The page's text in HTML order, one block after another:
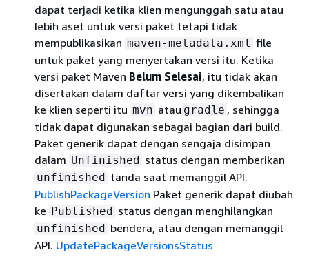
dapat terjadi ketika klien mengunggah satu atau
lebih aset untuk versi paket tetapi tidak
mempublikasikan maven-metadata.xml file
untuk paket yang menyertakan versi itu. Ketika
versi paket Maven Belum Selesai, itu tidak akan
disertakan dalam daftar versi yang dikembalikan
ke klien seperti itu mvn atau gradle , sehingga
tidak dapat digunakan sebagai bagian dari build.
Paket generik dapat dengan sengaja disimpan
dalam Unfinished status dengan memberikan
unfinished tanda saat memanggil API.
PublishPackageVersion Paket generik dapat diubah
ke Published status dengan menghilangkan
unfinished bendera, atau dengan memanggil
API. UpdatePackageVersionsStatus